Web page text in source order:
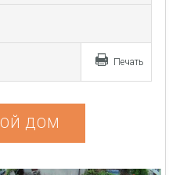
Печать
ДОМ